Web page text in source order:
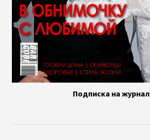
Подписка на журнал